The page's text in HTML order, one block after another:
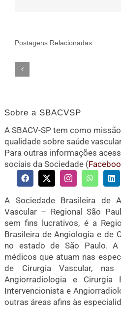
Postagens Relacionadas
Sobre a SBACVSP
A SBACV-SP tem como
qualidade sobre saúde
Para outras informações
sociais da Sociedade (
A Sociedade Brasileira de
Vascular – Regional São
sem fins lucrativos, é a
Brasileira de Angiologia e de
no estado de São Paulo. A
médicos que atuam nas
de Cirurgia Vascular,
Angiorradiologia e Cirurgia
Intervencionista e
outras áreas afins às